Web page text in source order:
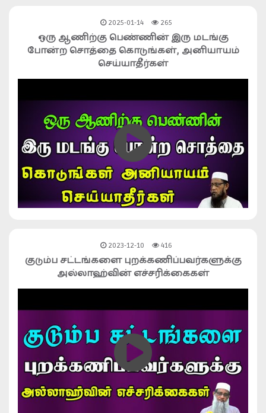
2025-01-14 265
ஒரு ஆணிற்கு பெண்ணின் இரு மடங்கு
போன்ற சொத்தை கொடுங்கள், அனியாயம்
செய்யாதீர்கள்
2023-12-10 416
குடும்ப சட்டங்களை புறக்கணிப்பவர்களுக்கு
அல்லாஹ்வின் எச்சரிக்கைகள்